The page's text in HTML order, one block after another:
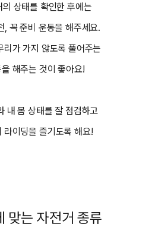
의 상태를 확인한 후에는
, 꼭 준비 운동을 해주세요.
리가 가지 않도록 풀어주는
해주는 것이 좋아요!
내 몸 상태를 잘 점검하고
라이딩을 즐기도록 해요!
맞는 자전거 종류